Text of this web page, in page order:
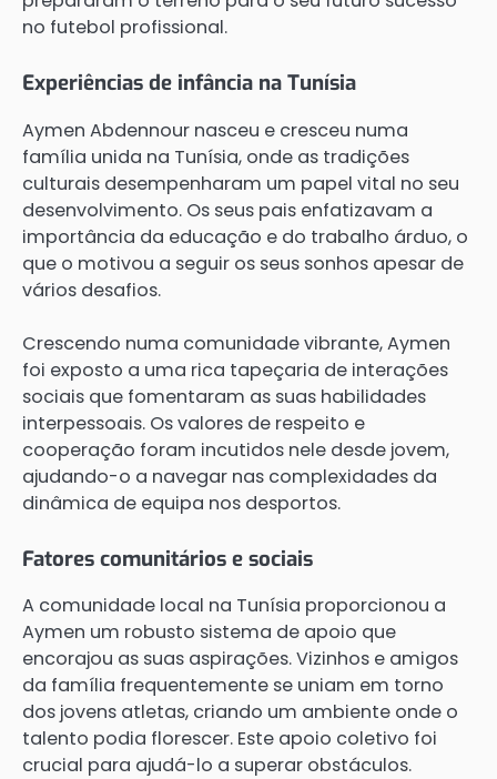
no futebol profissional.
Experiências de infância na Tunísia
Aymen Abdennour nasceu e cresceu numa
família unida na Tunísia, onde as tradições
culturais desempenharam um papel vital no seu
desenvolvimento. Os seus pais enfatizavam a
importância da educação e do trabalho árduo, o
que o motivou a seguir os seus sonhos apesar de
vários desafios.
Crescendo numa comunidade vibrante, Aymen
foi exposto a uma rica tapeçaria de interações
sociais que fomentaram as suas habilidades
interpessoais. Os valores de respeito e
cooperação foram incutidos nele desde jovem,
ajudando-o a navegar nas complexidades da
dinâmica de equipa nos desportos.
Fatores comunitários e sociais
A comunidade local na Tunísia proporcionou a
Aymen um robusto sistema de apoio que
encorajou as suas aspirações. Vizinhos e amigos
da família frequentemente se uniam em torno
dos jovens atletas, criando um ambiente onde o
talento podia florescer. Este apoio coletivo foi
crucial para ajudá-lo a superar obstáculos.